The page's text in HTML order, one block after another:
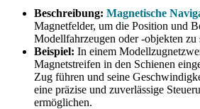
Beschreibung: Magnetische
Magnetfelder, um die Position und
Modellfahrzeugen oder -objekten zu
Beispiel: In einem
Magnetstreifen in den Schienen
Zug führen und seine
eine präzise und zuverlässige
ermöglichen.